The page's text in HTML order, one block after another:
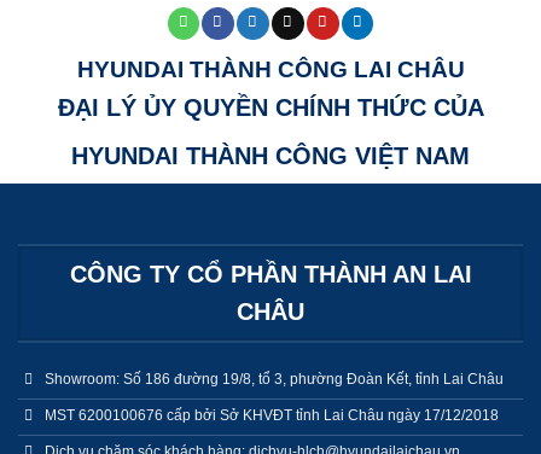
HYUNDAI THÀNH CÔNG LAI CHÂU
ĐẠI LÝ ỦY QUYỀN CHÍNH THỨC CỦA
HYUNDAI THÀNH CÔNG VIỆT NAM
CÔNG TY CỔ PHẦN THÀNH AN LAI
CHÂU
Showroom: Số 186 đường 19/8, tổ 3, phường Đoàn Kết, tỉnh Lai Châu
MST 6200100676 cấp bởi Sở KHVĐT tỉnh Lai Châu ngày 17/12/2018